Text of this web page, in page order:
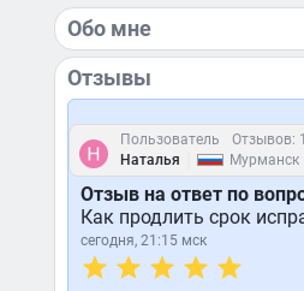
Обо мне
Отзывы
Пользователь
Отзывов: 1
Наталья
Мурманск
Отзыв на ответ по
Как продлить срок
сегодня, 21:15 мск